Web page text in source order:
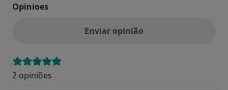
Opinioes
Enviar opinião
2 opiniões